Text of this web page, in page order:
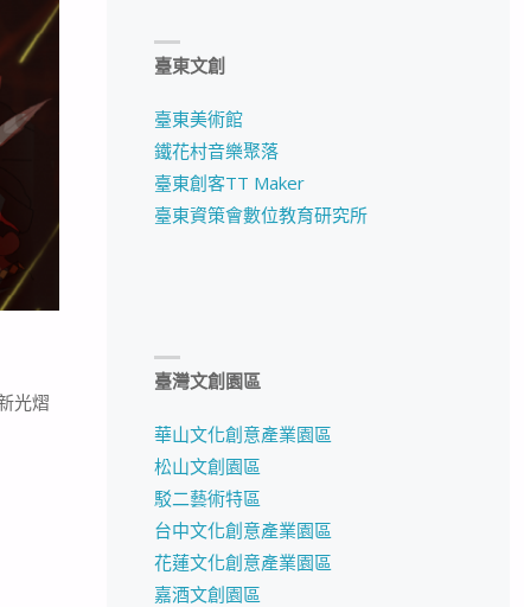
光熠
臺東文創
臺東美術館
鐵花村音樂聚落
臺東創客TT Maker
臺東資策會數位教育研究所
臺灣文創園區
華山文化創意產業園區
松山文創園區
駁二藝術特區
台中文化創意產業園區
花蓮文化創意產業園區
嘉酒文創園區